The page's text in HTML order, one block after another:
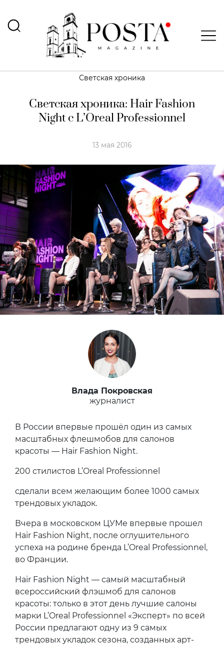
Светская хроника
Светская хроника: Hair Fashion
Night с L’Oreal Professionnel
13 мая 2016
Влада Покровская
журналист
В России впервые прошёл один из самых
масштабных флешмобов для салонов
красоты — Hair Fashion Night.
200 стилистов L’Oreal Professionnel
сделали всем желающим более 1000 самых
трендовых укладок.
Вчера в московском ЦУМе впервые прошел
Hair Fashion Night, после оглушительного
успеха на родине бренда L’Oreal Professionnel,
во Франции.
Hair Fashion Night — самый масштабный
всероссийский флэшмоб для салонов
красоты: только в этот день лучшие салоны
марки L’Oreal Professionnel «Эксперт» по всей
России предлагают одну из 9 самых
трендовых укладок сезона, созданных арт-